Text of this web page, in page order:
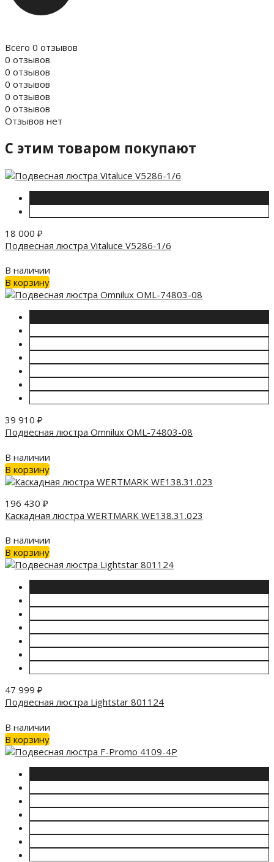
Всего 0 отзывов
0 отзывов
0 отзывов
0 отзывов
0 отзывов
0 отзывов
Отзывов нет
C этим товаром покупают
18 000 ₽
Подвесная люстра Vitaluce V5286-1/6
В наличии
В корзину
39 910 ₽
Подвесная люстра Omnilux OML-74803-08
В наличии
В корзину
196 430 ₽
Каскадная люстра WERTMARK WE138.31.023
В наличии
В корзину
47 999 ₽
Подвесная люстра Lightstar 801124
В наличии
В корзину